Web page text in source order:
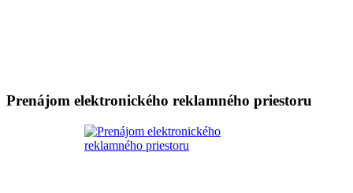
Prenájom elektronického reklamného priestoru